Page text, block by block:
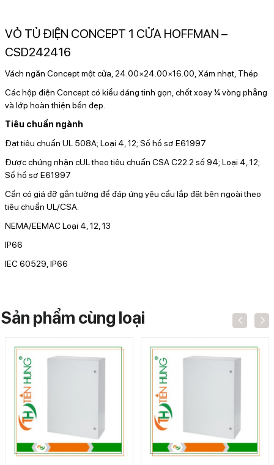
VỎ TỦ ĐIỆN CONCEPT 1 CỬA HOFFMAN –
CSD242416
Vách ngăn Concept một cửa, 24.00×24.00×16.00, Xám nhạt, Thép
Các hộp điện Concept có kiểu dáng tinh gọn, chốt xoay ¼ vòng phẳng
và lớp hoàn thiện bền đẹp.
Tiêu chuẩn ngành
Đạt tiêu chuẩn UL 508A; Loại 4, 12; Số hồ sơ E61997
Được chứng nhận cUL theo tiêu chuẩn CSA C22.2 số 94; Loại 4, 12;
Số hồ sơ E61997
Cần có giá đỡ gắn tường để đáp ứng yêu cầu lắp đặt bên ngoài theo
tiêu chuẩn UL/CSA.
NEMA/EEMAC Loại 4, 12, 13
IP66
IEC 60529, IP66
Sản phẩm cùng loại